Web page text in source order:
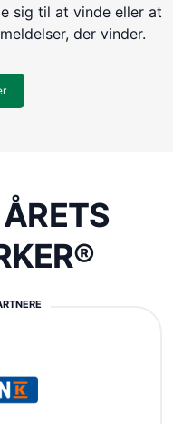
sig til at vinde eller at
der vinder.